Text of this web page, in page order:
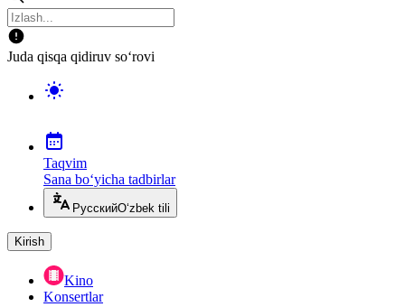
Juda qisqa qidiruv so‘rovi
Taqvim
Sana bo‘yicha tadbirlar
РусскийO‘zbek tili
Kirish
Kino
Konsertlar